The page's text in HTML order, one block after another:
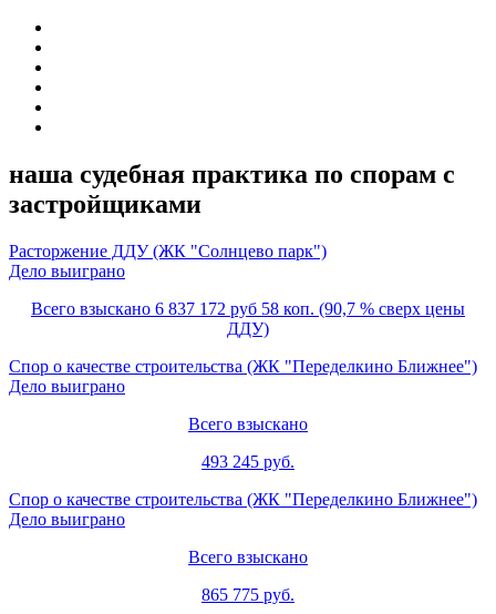
наша судебная практика по спорам с
застройщиками
Расторжение ДДУ (ЖК "Солнцево парк")
Дело выиграно
Всего взыскано 6 837 172 руб 58 коп. (90,7 % сверх цены
ДДУ)
Спор о качестве строительства (ЖК "Переделкино Ближнее")
Дело выиграно
Всего взыскано
493 245 руб.
Спор о качестве строительства (ЖК "Переделкино Ближнее")
Дело выиграно
Всего взыскано
865 775 руб.